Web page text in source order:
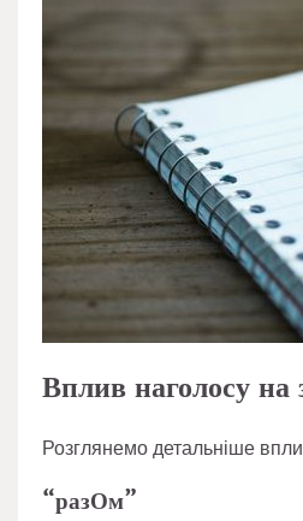
Вплив наголосу на
Розглянемо детальніше
“разОм”